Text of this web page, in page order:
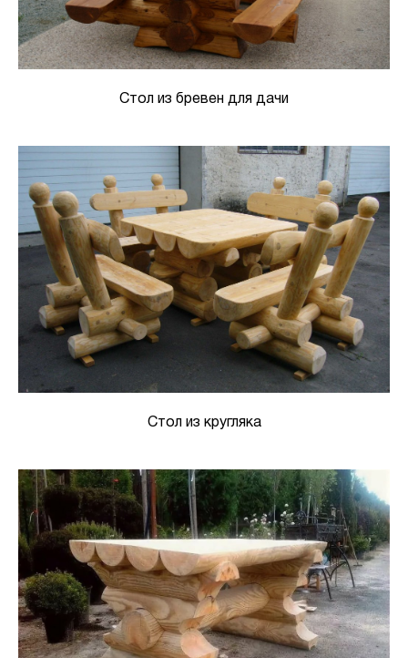
Стол из бревен для дачи
Стол из кругляка